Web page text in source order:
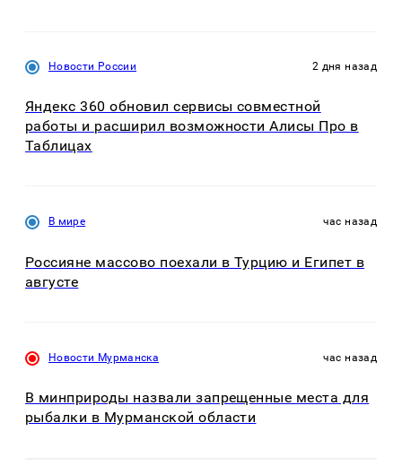
Новости России 2 дня назад
Яндекс 360 обновил сервисы совместной
работы и расширил возможности Алисы Про в
Таблицах
В мире час назад
Россияне массово поехали в Турцию и Египет в
августе
Новости Мурманска час назад
В минприроды назвали запрещенные места для
рыбалки в Мурманской области